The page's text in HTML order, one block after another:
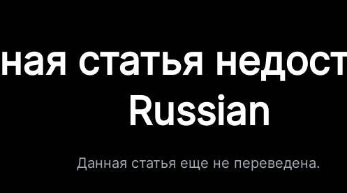
статья
Russian
Данная статья еще не переведена.